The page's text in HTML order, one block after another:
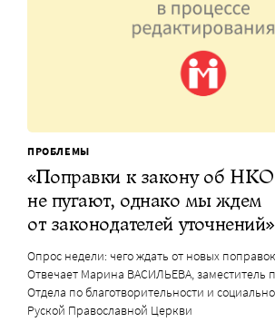
ПРОБЛЕМЫ
«Поправки к закону об
не пугают, однако мы ждем
от законодателей уточнений»
Опрос недели: чего ждать от новых
Отвечает Марина ВАСИЛЬЕВА, заместитель
Отдела по благотворительности и
Руской Православной Церкви